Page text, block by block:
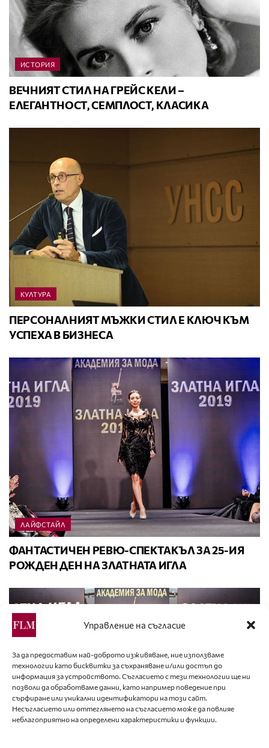
Управление на съгласие
За да предоставим най-доброто изживяване, ние използваме
технологии като бисквитки за съхраняване и/или достъп до
информация за устройството. Съгласието с тези технологии ще ни
позволи да обработваме данни, като например поведение при
сърфиране или уникални идентификатори на този сайт.
Несъгласието или оттеглянето на съгласието може да повлияе
неблагоприятно на определени характеристики и функции.
ИСТОРИЯ
ВЕЧНИЯТ СТИЛ НА ГРЕЙС КЕЛИ –
ЕЛЕГАНТНОСТ, СЕМПЛОСТ, КЛАСИКА
КУЛТУРА
ПЕРСОНАЛНИЯТ МЪЖКИ СТИЛ E КЛЮЧ КЪМ
УСПЕХА В БИЗНЕСА
ЛАЙФСТАЙЛ
ФАНТАСТИЧЕН РЕВЮ-СПЕКТАКЪЛ ЗА 25-ИЯ
РОЖДЕН ДЕН НА ЗЛАТНАТА ИГЛА